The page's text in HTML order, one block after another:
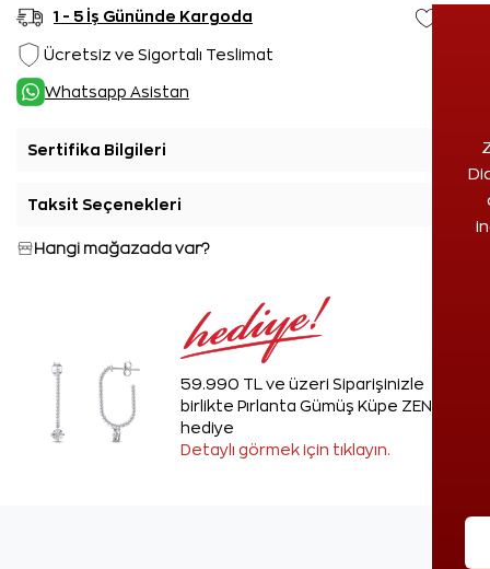
1 - 5 İş Gününde Kargoda
Ücretsiz ve Sigortalı Teslimat
Whatsapp Asistan
Sertifika Bilgileri
Taksit Seçenekleri
Hangi mağazada var?
59.990 TL ve üzeri Siparişinizle
birlikte Pırlanta Gümüş Küpe ZEN'den
hediye
Detaylı görmek için tıklayın.